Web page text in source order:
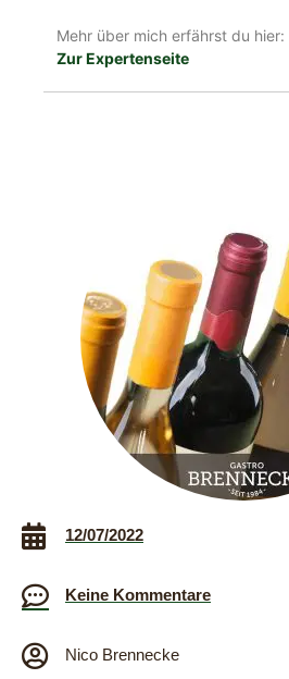
Mehr über mich erfährst du hier:
Zur Expertenseite
12/07/2022
Keine Kommentare
Nico Brennecke